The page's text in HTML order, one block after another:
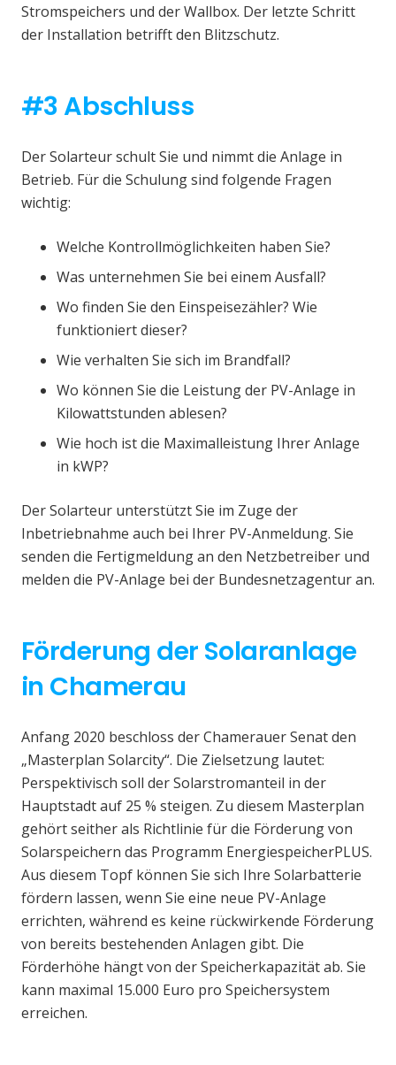
Stromspeichers und der Wallbox. Der letzte Schritt
der Installation betrifft den Blitzschutz.
#3 Abschluss
Der Solarteur schult Sie und nimmt die Anlage in
Betrieb. Für die Schulung sind folgende Fragen
wichtig:
Welche Kontrollmöglichkeiten haben Sie?
Was unternehmen Sie bei einem Ausfall?
Wo finden Sie den Einspeisezähler? Wie
funktioniert dieser?
Wie verhalten Sie sich im Brandfall?
Wo können Sie die Leistung der PV-Anlage in
Kilowattstunden ablesen?
Wie hoch ist die Maximalleistung Ihrer Anlage
in kWP?
Der Solarteur unterstützt Sie im Zuge der
Inbetriebnahme auch bei Ihrer PV-Anmeldung. Sie
senden die Fertigmeldung an den Netzbetreiber und
melden die PV-Anlage bei der Bundesnetzagentur an.
Förderung der Solaranlage
in Chamerau
Anfang 2020 beschloss der Chamerauer Senat den
„Masterplan Solarcity“. Die Zielsetzung lautet:
Perspektivisch soll der Solarstromanteil in der
Hauptstadt auf 25 % steigen. Zu diesem Masterplan
gehört seither als Richtlinie für die Förderung von
Solarspeichern das Programm EnergiespeicherPLUS.
Aus diesem Topf können Sie sich Ihre Solarbatterie
fördern lassen, wenn Sie eine neue PV-Anlage
errichten, während es keine rückwirkende Förderung
von bereits bestehenden Anlagen gibt. Die
Förderhöhe hängt von der Speicherkapazität ab. Sie
kann maximal 15.000 Euro pro Speichersystem
erreichen.